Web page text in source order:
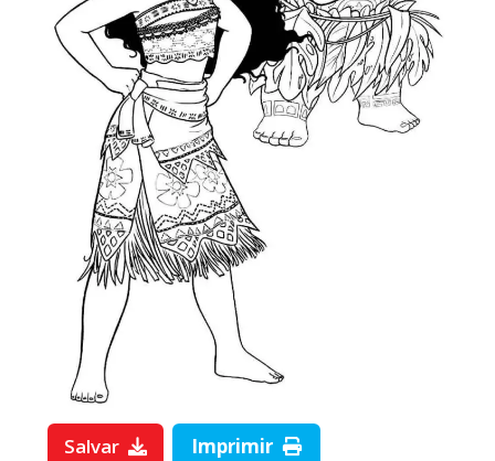
Salvar Imprimir